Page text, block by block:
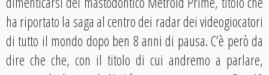
ha riportato la saga al centro dei radar dei videogiocatori
di tutto il mondo dopo ben 8 anni di pausa. C’è però da
dire che che, con il titolo di cui andremo a parlare,